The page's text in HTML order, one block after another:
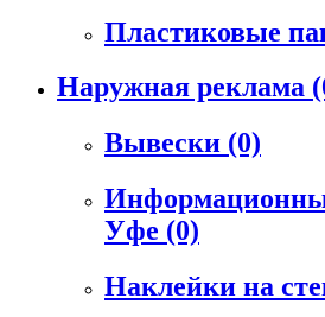
Пластиковые
Наружная реклама
Вывески (0)
Уфе (0)
Наклейки на